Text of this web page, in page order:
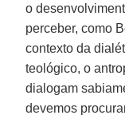
o
perceber, como
contexto da
teológico, o
dialogam
devemos